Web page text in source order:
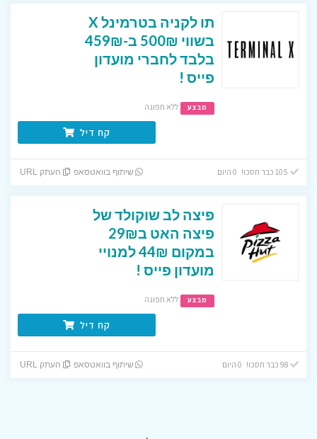
תו לקניה בטרמינל X
בשווי 500₪ ב-459₪
בלבד לחברי מועדון
פייס !
מבצע ללא תפוגה
קח דיל
שיתוף בוואטסאפ העתק URL
פיצה לב שוקולד של
פיצה האט ב29₪
במקום 44₪ למנויי
מועדון פייס !
מבצע ללא תפוגה
קח דיל
98 כבר חסכו! 0 היום שיתוף בוואטסאפ העתק URL